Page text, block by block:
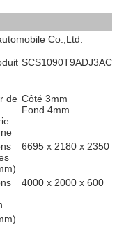
Co.,Ltd.
SCS1090T9ADJ3AC
de Côté 3mm
Fond 4mm
6695 x 2180 x 2350
4000 x 2000 x 600